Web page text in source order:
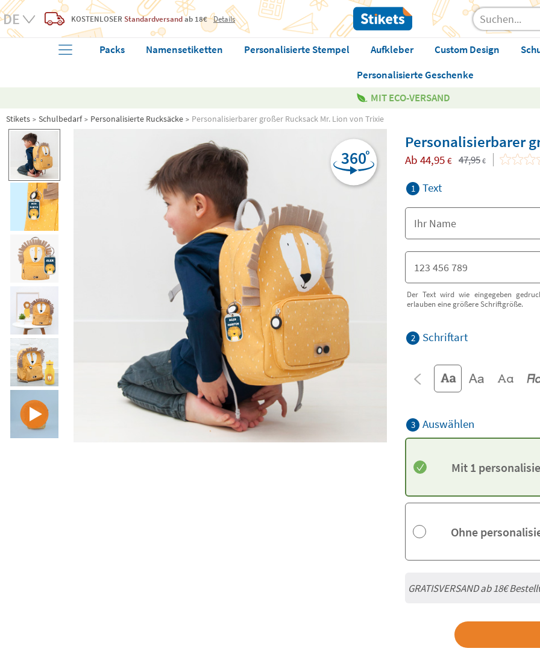
KOSTENLOSER Standardversandab 18€ Details
Packs Namensetiketten Personalisierte Stempel Aufkleber Custom Design
Personalisierte Geschenke
MIT ECO-VERSAND
Stikets Schulbedarf Personalisierte Rucksäcke Personalisierbarer großer Rucksack Mr. Lion von Trixie
Personalisierbarer
Ab 44,95 € 47,95 €
1 Text
Der Text wird wie eingegeben
erlauben eine größere Schriftgröße.
2 Schriftart
3 Auswählen
Mit 1
Ohne
GRATISVERSAND ab18€